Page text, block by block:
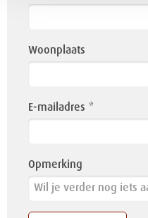
Woonplaats
E-mailadres
Opmerking